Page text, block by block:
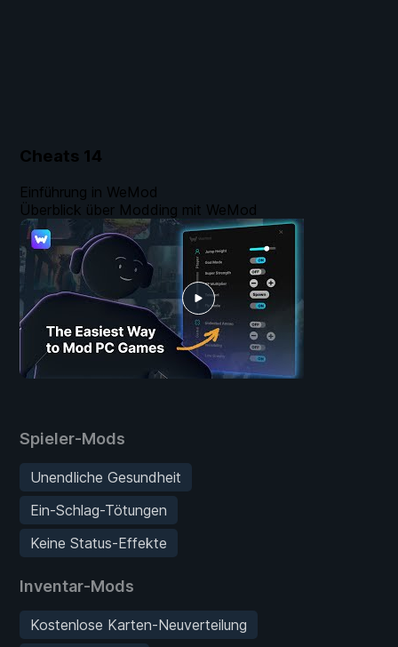
Cheats 14
Spieler-Mods
Unendliche Gesundheit
Ein-Schlag-Tötungen
Keine Status-Effekte
Inventar-Mods
Kostenlose Karten-Neuverteilung
Einführung in WeMod
Überblick über Modding mit WeMod